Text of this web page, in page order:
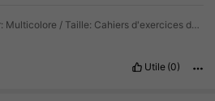
Couleur: Multicolore / Taille: Cahiers d'exercices de chiffres arabes YY019-2
Utile (0)